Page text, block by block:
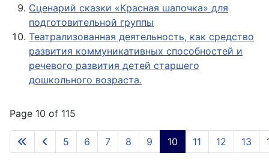
Сценарий сказки «Красная шапочка» для
подготовительной группы
Театрализованная деятельность, как средство
развития коммуникативных способностей и
речевого развития детей старшего
дошкольного возраста.
Page 10 of 115
5 6 7 8 9 10 11 12 13